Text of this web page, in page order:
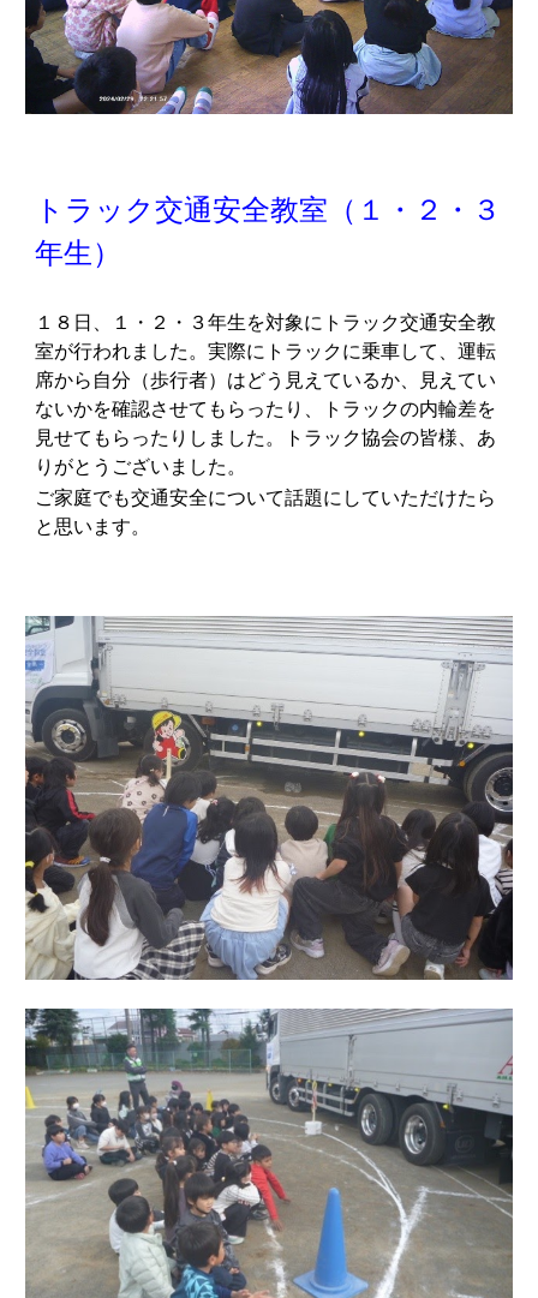
トラック交通安全教室（１・２・３
年生）
１８日、１・２・３年生を対象にトラック交通安全教
室が行われました。実際にトラックに乗車して、運転
席から自分（歩行者）はどう見えているか、見えてい
ないかを確認させてもらったり、トラックの内輪差を
見せてもらったりしました。トラック協会の皆様、あ
りがとうございました。
ご家庭でも交通安全について話題にしていただけたら
と思います。